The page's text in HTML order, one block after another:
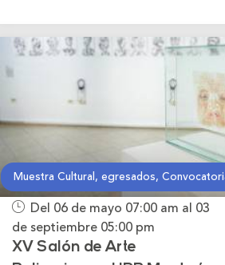
Muestra Cultural, egresados,
Del 06 de mayo 07:00 am al 03
de septiembre 05:00 pm
XV Salón de Arte